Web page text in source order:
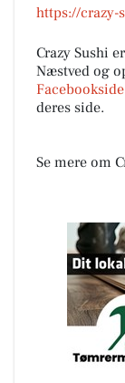
https://crazy-
Crazy Sushi
Næstved og
Facebookside
deres side.
Se mere om